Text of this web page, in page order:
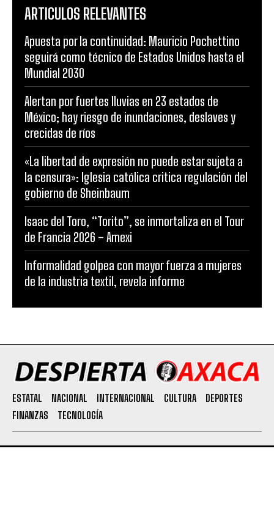
ARTICULOS RELEVANTES
Apuesta por la continuidad: Mauricio Pochettino
seguirá como técnico de Estados Unidos hasta el
Mundial 2030
Alertan por fuertes lluvias en 23 estados de
México; hay riesgo de inundaciones, deslaves y
crecidas de ríos
«La libertad de expresión no puede estar sujeta a
la censura»: Iglesia católica critica regulación del
gobierno de Sheinbaum
Isaac del Toro, “Torito”, se inmortaliza en el Tour
de Francia 2026 – Amexi
Informalidad golpea con mayor fuerza a mujeres
de la industria textil, revela informe
ESTATAL NACIONAL INTERNACIONAL CULTURA
DEPORTES
FINANZAS
TECNOLOGÍA